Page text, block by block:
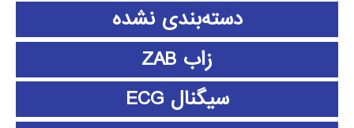
دسته‌بندی نشده
زاب ZAB
سیگنال ECG